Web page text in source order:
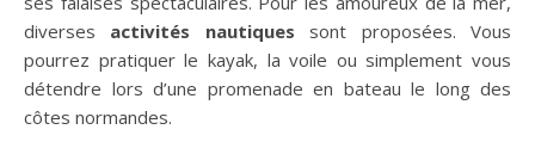
diverses activités nautiques sont proposées. Vous
pourrez pratiquer le kayak, la voile ou simplement vous
détendre lors d’une promenade en bateau le long des
côtes normandes.